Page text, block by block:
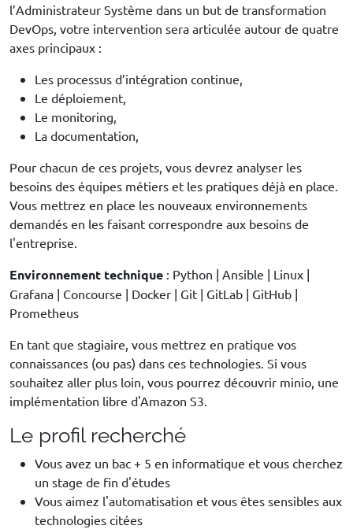
l’Administrateur Système dans un but de transformation
DevOps, votre intervention sera articulée autour de quatre
axes principaux :
Les processus d’intégration continue,
Le déploiement,
Le monitoring,
La documentation,
Pour chacun de ces projets, vous devrez analyser les
besoins des équipes métiers et les pratiques déjà en place.
Vous mettrez en place les nouveaux environnements
demandés en les faisant correspondre aux besoins de
l'entreprise.
Environnement technique : Python | Ansible | Linux |
Grafana | Concourse | Docker | Git | GitLab | GitHub |
Prometheus
En tant que stagiaire, vous mettrez en pratique vos
connaissances (ou pas) dans ces technologies. Si vous
souhaitez aller plus loin, vous pourrez découvrir minio, une
implémentation libre d'Amazon S3.
Le profil recherché
Vous avez un bac + 5 en informatique et vous cherchez
un stage de fin d'études
Vous aimez l'automatisation et vous êtes sensibles aux
technologies citées